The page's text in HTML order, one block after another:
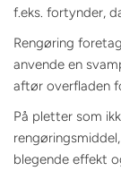
f.eks. fortynder,
Rengøring
anvende en
aftør overfladen
På pletter som
blegende effekt